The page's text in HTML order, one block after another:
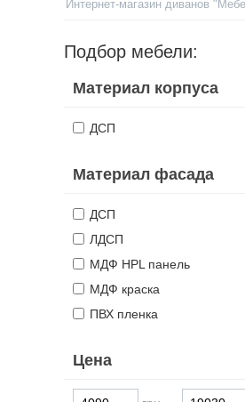
Интернет-магазин диванов
Подбор мебели:
Материал корпуса
ДСП
Материал фасада
ДСП
ЛДСП
МДФ HPL панель
МДФ краска
ПВХ пленка
Цена